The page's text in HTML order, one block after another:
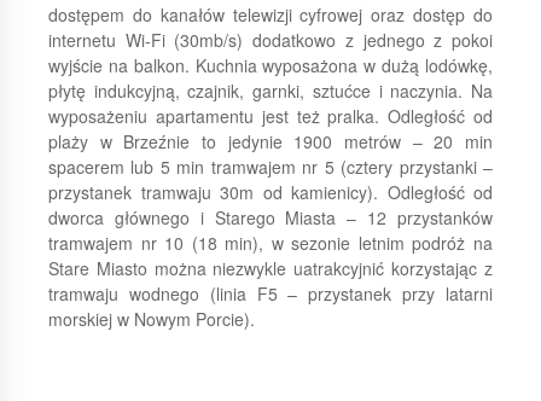
dostępem do kanałów telewizji cyfrowej oraz dostęp do
internetu Wi-Fi (30mb/s) dodatkowo z jednego z pokoi
wyjście na balkon. Kuchnia wyposażona w dużą lodówkę,
płytę indukcyjną, czajnik, garnki, sztućce i naczynia. Na
wyposażeniu apartamentu jest też pralka. Odległość od
plaży w Brzeźnie to jedynie 1900 metrów – 20 min
spacerem lub 5 min tramwajem nr 5 (cztery przystanki –
przystanek tramwaju 30m od kamienicy). Odległość od
dworca głównego i Starego Miasta – 12 przystanków
tramwajem nr 10 (18 min), w sezonie letnim podróż na
Stare Miasto można niezwykle uatrakcyjnić korzystając z
tramwaju wodnego (linia F5 – przystanek przy latarni
morskiej w Nowym Porcie).